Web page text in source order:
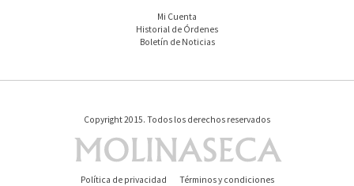
Mi Cuenta
Historial de Órdenes
Boletín de Noticias
Copyright 2015. Todos los derechos reservados
Política de privacidad Términos y condiciones